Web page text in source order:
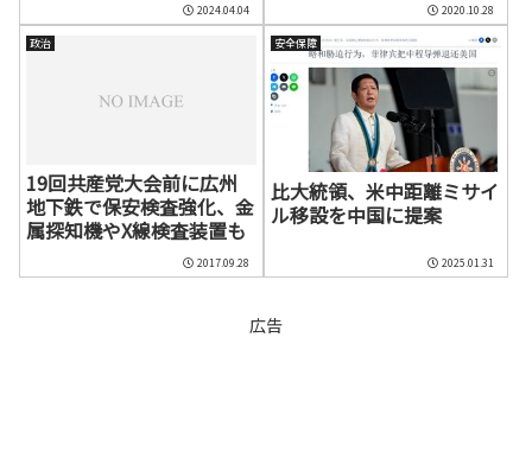
2024.04.04 2020.10.28
政治
19回共産党大会前に広州
地下鉄で保安検査強化、金
属探知機やX線検査装置も
2017.09.28
安全保障
比大統領、米中距離ミサイ
ル移設を中国に提案
2025.01.31
広告